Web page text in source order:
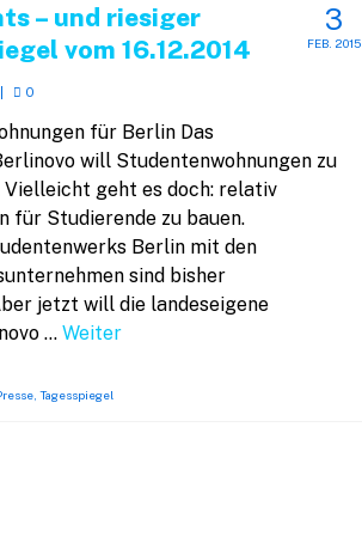
3
FEB. 2015
– und riesiger
vom 16.12.2014
0
für Berlin Das
will Studentenwohnungen zu
geht es doch: relativ
für Studierende zu bauen.
Berlin mit den
sind bisher
jetzt will die landeseigene
… Weiter
, Tagesspiegel